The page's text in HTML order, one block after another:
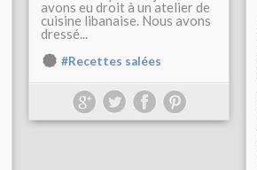
avons eu droit à un atelier de
cuisine libanaise. Nous avons
dressé...
#Recettes salées